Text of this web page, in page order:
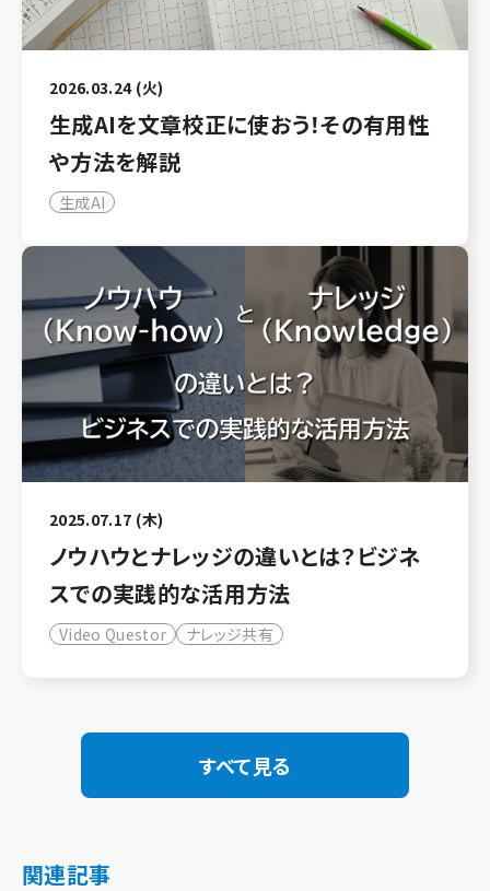
2026.03.24 (火)
生成AIを文章校正に使おう！その有用性
や方法を解説
生成AI
2025.07.17 (木)
ノウハウとナレッジの違いとは？ビジネ
スでの実践的な活用方法
Video Questor ナレッジ共有
すべて見る
関連記事